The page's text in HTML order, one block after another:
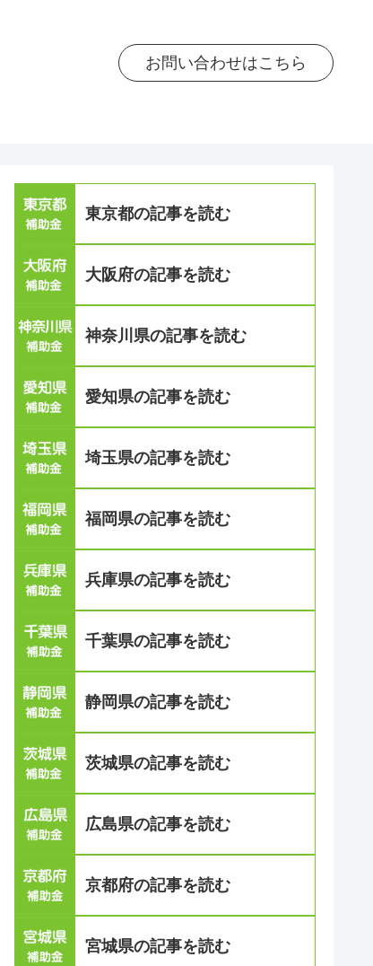
お問い合わせはこちら
東京都の記事を読む
大阪府の記事を読む
神奈川県の記事を読む
愛知県の記事を読む
埼玉県の記事を読む
福岡県の記事を読む
兵庫県の記事を読む
千葉県の記事を読む
静岡県の記事を読む
茨城県の記事を読む
広島県の記事を読む
京都府の記事を読む
宮城県の記事を読む